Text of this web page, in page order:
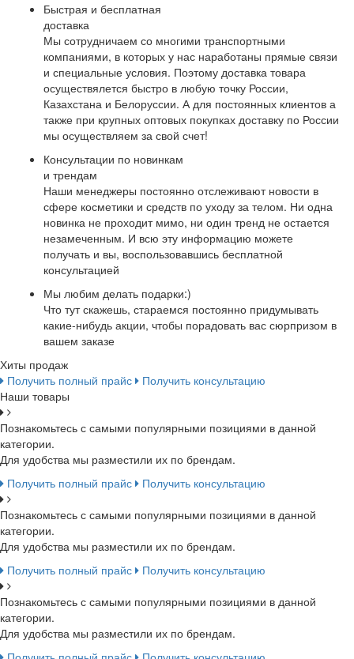
Быстрая и бесплатная
доставка
Мы сотрудничаем со многими транспортными
компаниями, в которых у нас наработаны прямые связи
и специальные условия. Поэтому доставка товара
осуществялется быстро в любую точку России,
Казахстана и Белоруссии. А для постоянных клиентов а
также при крупных оптовых покупках доставку по России
мы осуществляем за свой счет!
Консультации по новинкам
и трендам
Наши менеджеры постоянно отслеживают новости в
сфере косметики и средств по уходу за телом. Ни одна
новинка не проходит мимо, ни один тренд не остается
незамеченным. И всю эту информацию можете
получать и вы, воспользовавшись бесплатной
консультацией
Мы любим делать подарки:)
Что тут скажешь, стараемся постоянно придумывать
какие-нибудь акции, чтобы порадовать вас сюрпризом в
вашем заказе
Хиты продаж
Получить полный прайс
Получить консультацию
Наши товары
Познакомьтесь с самыми популярными позициями в данной
категории.
Для удобства мы разместили их по брендам.
Получить полный прайс
Получить консультацию
Познакомьтесь с самыми популярными позициями в данной
категории.
Для удобства мы разместили их по брендам.
Получить полный прайс
Получить консультацию
Познакомьтесь с самыми популярными позициями в данной
категории.
Для удобства мы разместили их по брендам.